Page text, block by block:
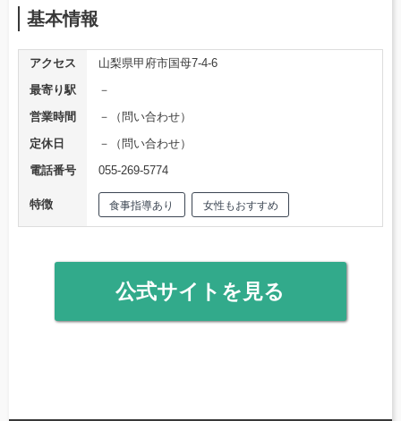
基本情報
アクセス
山梨県甲府市国母7-4-6
最寄り駅
－
営業時間
－（問い合わせ）
定休日
－（問い合わせ）
電話番号
055-269-5774
特徴 食事指導あり 女性もおすすめ
公式サイトを見る